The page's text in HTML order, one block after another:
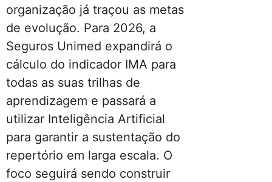
organização já traçou as metas
de evolução. Para 2026, a
Seguros Unimed expandirá o
cálculo do indicador IMA para
todas as suas trilhas de
aprendizagem e passará a
utilizar Inteligência Artificial
para garantir a sustentação do
repertório em larga escala. O
foco seguirá sendo construir